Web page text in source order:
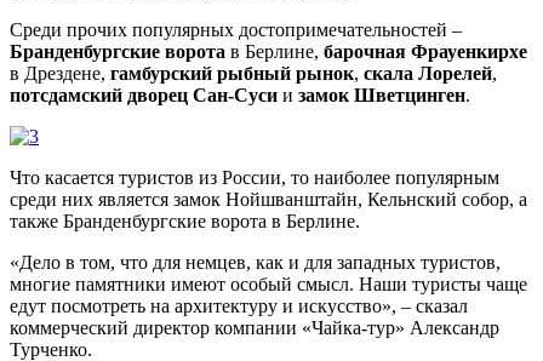
Среди прочих популярных достопримечательностей –
Бранденбургские ворота в Берлине, барочная Фрауенкирхе
в Дрездене, гамбурский рыбный рынок, скала Лорелей,
потсдамский дворец Сан-Суси и замок Шветцинген.
Что касается туристов из России, то наиболее популярным
среди них является замок Нойшванштайн, Кельнский собор, а
также Бранденбургские ворота в Берлине.
«Дело в том, что для немцев, как и для западных туристов,
многие памятники имеют особый смысл. Наши туристы чаще
едут посмотреть на архитектуру и искусство», – сказал
коммерческий директор компании «Чайка-тур» Александр
Турченко.